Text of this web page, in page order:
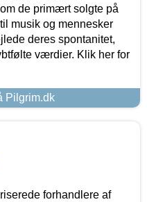
de primært solgte på
musik og mennesker
deres spontanitet,
værdier. Klik her for
Pilgrim.dk
forhandlere af